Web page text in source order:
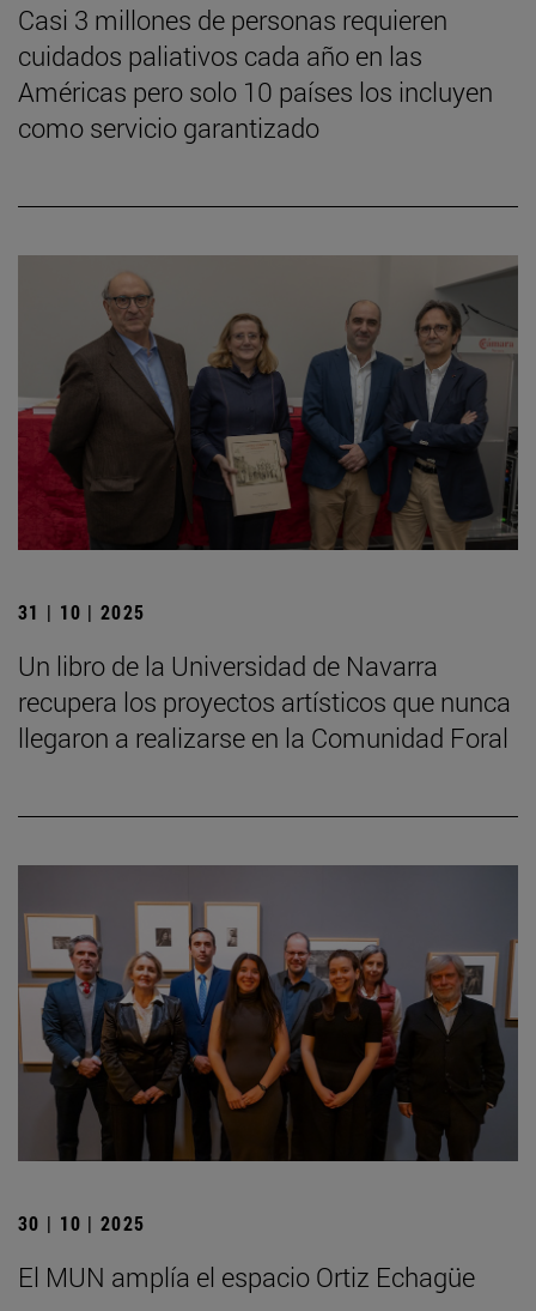
Casi 3 millones de personas requieren
cuidados paliativos cada año en las
Américas pero solo 10 países los incluyen
como servicio garantizado
31 | 10 | 2025
Un libro de la Universidad de Navarra
recupera los proyectos artísticos que nunca
llegaron a realizarse en la Comunidad Foral
30 | 10 | 2025
El MUN amplía el espacio Ortiz Echagüe